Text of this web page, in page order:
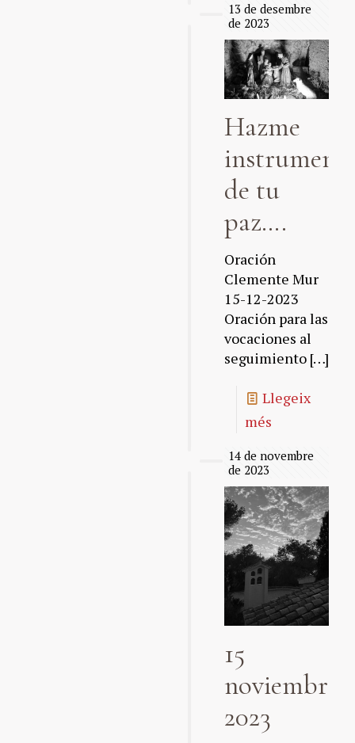
13 de desembre
de 2023
Hazme
de tu
paz….
Oración
Clemente Mur
15-12-2023
Oración para las
vocaciones al
seguimiento […]
Llegeix
més
14 de novembre
de 2023
15
noviembre
2023